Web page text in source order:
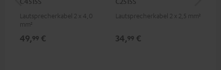
Lautsprecherkabel 2 x 4,0
mm²
49,99 €
Lautsprecherkabel 2 x 2,5 mm²
34,99 €